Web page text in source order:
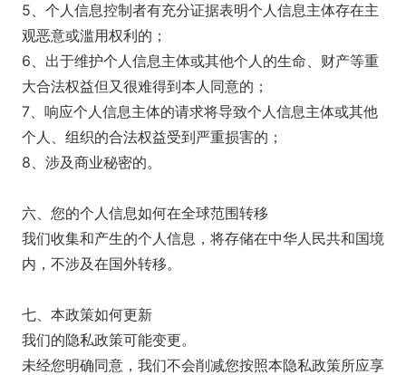
5、个人信息控制者有充分证据表明个人信息主体存在主
观恶意或滥用权利的；
6、出于维护个人信息主体或其他个人的生命、财产等重
大合法权益但又很难得到本人同意的；
7、响应个人信息主体的请求将导致个人信息主体或其他
个人、组织的合法权益受到严重损害的；
8、涉及商业秘密的。
六、您的个人信息如何在全球范围转移
我们收集和产生的个人信息，将存储在中华人民共和国境
内，不涉及在国外转移。
七、本政策如何更新
我们的隐私政策可能变更。
未经您明确同意，我们不会削减您按照本隐私政策所应享